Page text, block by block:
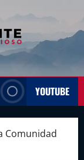
YOUTUBE
Comunidad